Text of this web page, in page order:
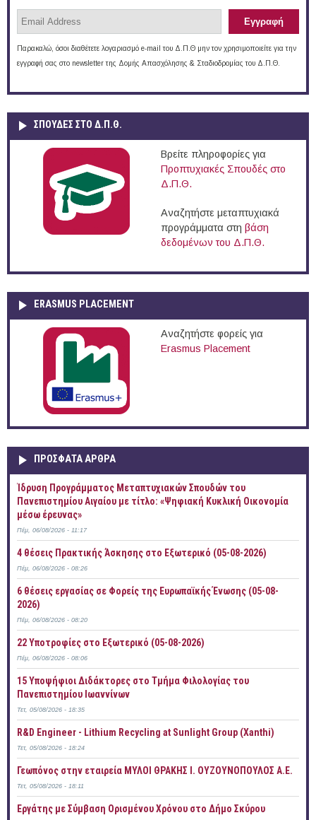
Παρακαλώ, όσοι διαθέτετε λογαριασμό e-mail του Δ.Π.Θ μην τον χρησιμοποιείτε για την
εγγραφή σας στο newsletter της Δομής Απασχόλησης & Σταδιοδρομίας του Δ.Π.Θ.
ΣΠΟΥΔΈΣ ΣΤΟ Δ.Π.Θ.
Βρείτε πληροφορίες για
Προπτυχιακές Σπουδές στο
Δ.Π.Θ.
Αναζητήστε μεταπτυχιακά
προγράμματα στη βάση
δεδομένων του Δ.Π.Θ.
ERASMUS PLACEMENT
Αναζητήστε φορείς για
Erasmus Placement
ΠΡOΣΦΑΤΑ AΡΘΡΑ
Ίδρυση Προγράμματος Μεταπτυχιακών Σπουδών του
Πανεπιστημίου Αιγαίου με τίτλο: «Ψηφιακή Κυκλική Οικονομία
μέσω έρευνας»
Πέμ, 06/08/2026 - 11:17
4 θέσεις Πρακτικής Άσκησης στο Εξωτερικό (05-08-2026)
Πέμ, 06/08/2026 - 08:26
6 θέσεις εργασίας σε Φορείς της Ευρωπαϊκής Ένωσης (05-08-
2026)
Πέμ, 06/08/2026 - 08:20
22 Υποτροφίες στο Εξωτερικό (05-08-2026)
Πέμ, 06/08/2026 - 08:06
15 Υποψήφιοι Διδάκτορες στο Τμήμα Φιλολογίας του
Πανεπιστημίου Ιωαννίνων
Τετ, 05/08/2026 - 18:35
R&D Engineer - Lithium Recycling at Sunlight Group (Xanthi)
Τετ, 05/08/2026 - 18:24
Γεωπόνος στην εταιρεία ΜΥΛΟΙ ΘΡΑΚΗΣ Ι. ΟΥΖΟΥΝΟΠΟΥΛΟΣ Α.Ε.
Τετ, 05/08/2026 - 18:11
Εργάτης με Σύμβαση Ορισμένου Χρόνου στο Δήμο Σκύρου